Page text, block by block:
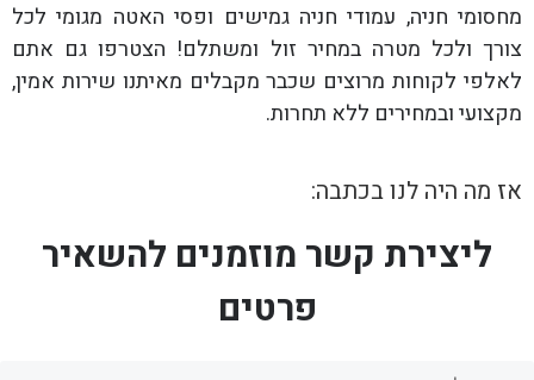
מחסומי חניה, עמודי חניה גמישים ופסי האטה מגומי לכל
צורך ולכל מטרה במחיר זול ומשתלם! הצטרפו גם אתם
לאלפי לקוחות מרוצים שכבר מקבלים מאיתנו שירות אמין,
מקצועי ובמחירים ללא תחרות.
אז מה היה לנו בכתבה:
ליצירת קשר מוזמנים להשאיר
פרטים